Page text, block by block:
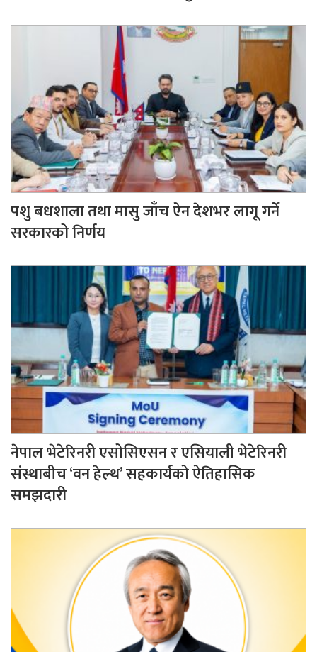
पशु बधशाला तथा मासु जाँच ऐन देशभर लागू गर्ने
सरकारको निर्णय
नेपाल भेटेरिनरी एसोसिएसन र एसियाली भेटेरिनरी
संस्थाबीच ‘वन हेल्थ’ सहकार्यको ऐतिहासिक
समझदारी